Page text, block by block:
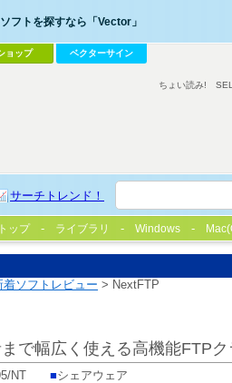
フトを探すなら「Vector」
ョップ ベクターサイン
サーチトレンド！
ちょい読み!
トップ ライブラリ Windows
着ソフトレビュー > NextFTP
で幅広く使える高機能FTP
95/NT ■シェアウェア